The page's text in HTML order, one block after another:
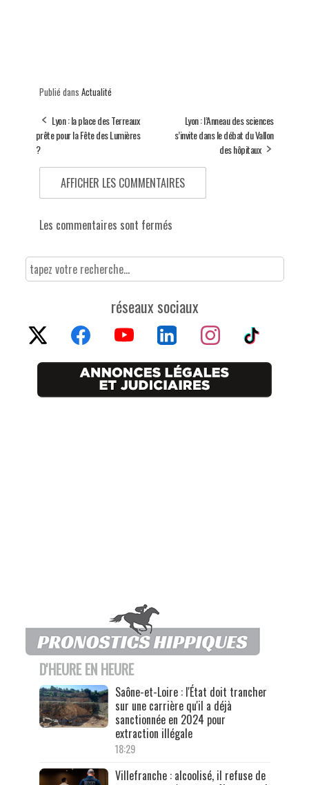
Publié dans Actualité
Lyon : la place des Terreaux
prête pour la Fête des Lumières
?
Lyon : l’Anneau des sciences
s’invite dans le débat du Vallon
des hôpitaux
AFFICHER LES COMMENTAIRES
Les commentaires sont fermés
réseaux sociaux
D'HEURE EN HEURE
Saône-et-Loire : l'État doit trancher
sur une carrière qu'il a déjà
sanctionnée en 2024 pour
extraction illégale
18:29
Villefranche : alcoolisé, il refuse de